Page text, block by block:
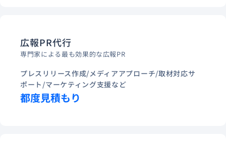
広報PR代行
専門家による最も効果的な広報PR
プレスリリース作成/メディアアプローチ/取材対応サ
ポート/マーケティング支援など
都度見積もり